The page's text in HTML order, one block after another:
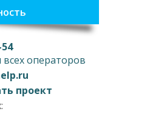
всех операторов
проект